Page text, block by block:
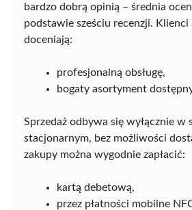
bardzo dobrą opinią – średnia
podstawie sześciu recenzji. Klienci
doceniają:
profesjonalną obsługę,
bogaty asortyment
Sprzedaż odbywa się wyłącznie w
stacjonarnym, bez możliwości
zakupy można wygodnie zapłacić:
kartą debetową,
przez płatności mobilne